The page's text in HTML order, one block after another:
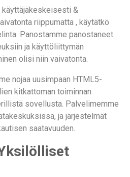
käyttäjäkeskeisesti &
riippumatta , käytätkö
Panostamme panostaneet
ja käyttöliittymän
olisi niin vaivatonta.
nojaa uusimpaan HTML5-
kitkattoman toiminnan
sovellusta. Palvelimemme
ja järjestelmät
saatavuuden.